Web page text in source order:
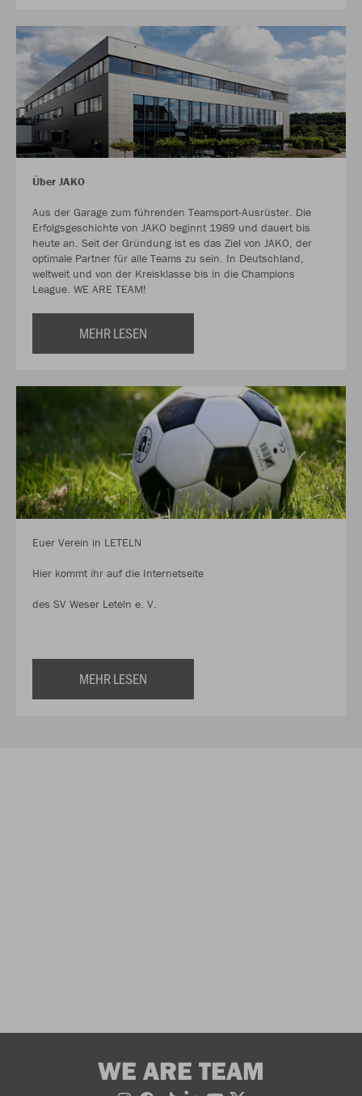
Über JAKO
Aus der Garage zum führenden Teamsport-Ausrüster. Die
Erfolgsgeschichte von JAKO beginnt 1989 und dauert bis
heute an. Seit der Gründung ist es das Ziel von JAKO, der
optimale Partner für alle Teams zu sein. In Deutschland,
weltweit und von der Kreisklasse bis in die Champions
League. WE ARE TEAM!
MEHR LESEN
Euer Verein in LETELN
Hier kommt ihr auf die Internetseite
des SV Weser Leteln e. V.
MEHR LESEN
WE ARE TEAM